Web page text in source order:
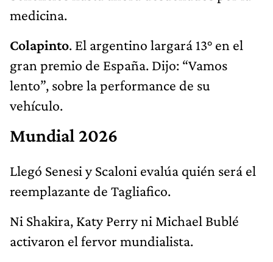
medicina.
Colapinto. El argentino largará 13° en el
gran premio de España. Dijo: “Vamos
lento”, sobre la performance de su
vehículo.
Mundial 2026
Llegó Senesi y Scaloni evalúa quién será el
reemplazante de Tagliafico.
Ni Shakira, Katy Perry ni Michael Bublé
activaron el fervor mundialista.